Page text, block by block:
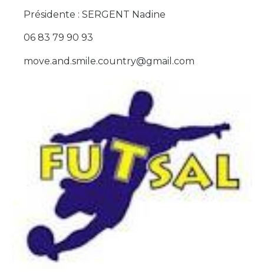
Présidente : SERGENT Nadine
06 83 79 90 93
move.and.smile.country@gmail.com